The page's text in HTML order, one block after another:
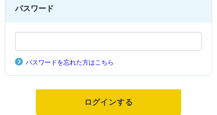
パスワード
パスワードを忘れた方はこちら